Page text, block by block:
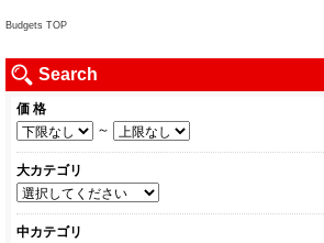
Budgets TOP
Search
価 格
～
大カテゴリ
中カテゴリ